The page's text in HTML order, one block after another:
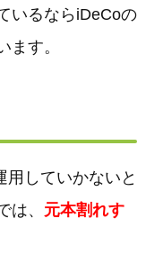
いるならiDeCoの
ます。
用していかないと
は、 元本割れす